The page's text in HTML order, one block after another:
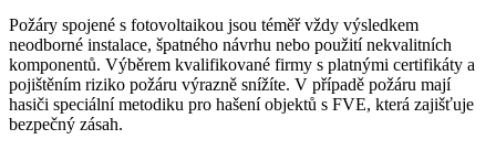
Požáry spojené s fotovoltaikou jsou téměř vždy výsledkem
neodborné instalace, špatného návrhu nebo použití nekvalitních
komponentů. Výběrem kvalifikované firmy s platnými certifikáty a
pojištěním riziko požáru výrazně snížíte. V případě požáru mají
hasiči speciální metodiku pro hašení objektů s FVE, která zajišťuje
bezpečný zásah.